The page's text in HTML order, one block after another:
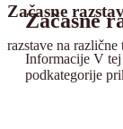
Začasne
razstave na različne
Začasne
Informacije V tej
podkategorije